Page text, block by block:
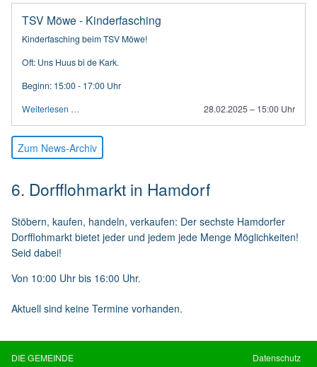
28.02.2025 – 15:00 Uhr
TSV Möwe - Kinderfasching
Kinderfasching beim TSV Möwe!
Oft: Uns Huus bi de Kark.
Beginn: 15:00 - 17:00 Uhr
Weiterlesen …
Zum News-Archiv
6. Dorfflohmarkt in Hamdorf
Stöbern, kaufen, handeln, verkaufen: Der sechste Hamdorfer
Dorfflohmarkt bietet jeder und jedem jede Menge Möglichkeiten!
Seid dabei!
Von 10:00 Uhr bis 16:00 Uhr.
Aktuell sind keine Termine vorhanden.
DIE GEMEINDE
Datenschutz